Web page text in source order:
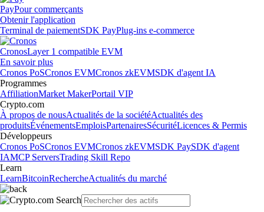
PayPour commerçants
Obtenir l'application
Terminal de paiementSDK PayPlug-ins e-commerce
CronosLayer 1 compatible EVM
En savoir plus
Cronos PoSCronos EVMCronos zkEVMSDK d'agent IA
Programmes
AffiliationMarket MakerPortail VIP
Crypto.com
À propos de nousActualités de la sociétéActualités des
produitsÉvénementsEmploisPartenairesSécuritéLicences & Permis
Développeurs
Cronos PoSCronos EVMCronos zkEVMSDK PaySDK d'agent
IAMCP ServersTrading Skill Repo
Learn
LearnBitcoinRechercheActualités du marché